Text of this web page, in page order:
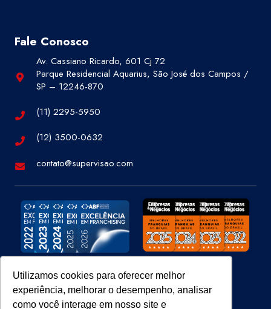
Utilizamos cookies para oferecer melhor
experiência, melhorar o desempenho, analisar
como você interage em nosso site e
Fale Conosco
Av. Cassiano Ricardo, 601 Cj 72
Parque Residencial Aquarius, São José dos Campos /
SP – 12246-870
(11) 2295-5950
(12) 3500-0632
contato@supervisao.com
Site 100% Seguro